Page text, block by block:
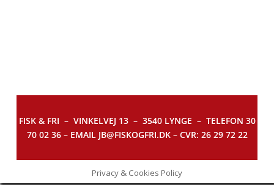
FISK & FRI – VINKELVEJ 13 – 3540 LYNGE – TELEFON 30
70 02 36 – EMAIL JB@FISKOGFRI.DK – CVR: 26 29 72 22
Privacy & Cookies Policy